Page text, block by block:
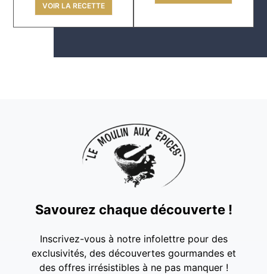
VOIR LA RECETTE
Savourez chaque découverte !
Inscrivez-vous à notre infolettre pour des
exclusivités, des découvertes gourmandes et
des offres irrésistibles à ne pas manquer !